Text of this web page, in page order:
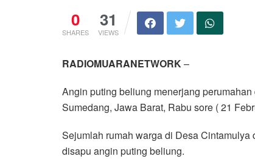
0
SHARES
31
VIEWS
RADIOMUARANETWORK–
Angin puting beliung menerjang
Sumedang, Jawa Barat, Rabu sore ( 21
Sejumlah rumah warga di Desa
disapu angin puting beliung.